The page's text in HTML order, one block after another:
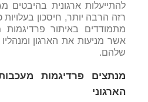
להתייעלות ארגונית בהיבטים
רזה הרבה יותר, חיסכון
מתמודדים באיתור פרדיגמות
אשר מניעות את הארגון
שלהם.
מנתצים פרדיגמות
הארגוני